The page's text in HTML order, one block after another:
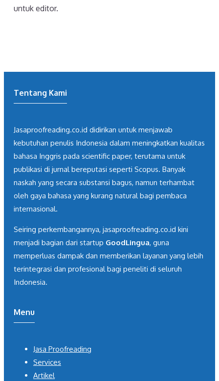
untuk editor.
Tentang Kami
Jasaproofreading.co.id didirikan untuk menjawab
kebutuhan penulis Indonesia dalam meningkatkan kualitas
bahasa Inggris pada scientific paper, terutama untuk
publikasi di jurnal bereputasi seperti Scopus. Banyak
naskah yang secara substansi bagus, namun terhambat
oleh gaya bahasa yang kurang natural bagi pembaca
internasional.
Seiring perkembangannya, jasaproofreading.co.id kini
menjadi bagian dari startup GoodLingua, guna
memperluas dampak dan memberikan layanan yang lebih
terintegrasi dan profesional bagi peneliti di seluruh
Indonesia.
Menu
Jasa Proofreading
Services
Artikel